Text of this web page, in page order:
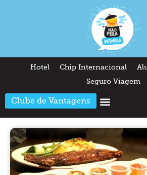
Hotel Chip Internacional
Seguro Viagem
Clube de Vantagens